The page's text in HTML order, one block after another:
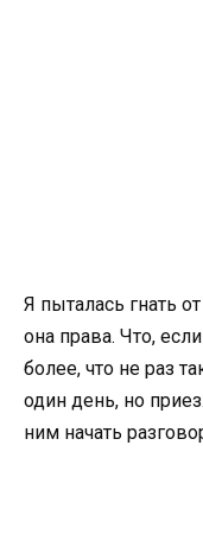
Я пыталась гнать
она права. Что,
более, что не раз
один день, но
ним начать